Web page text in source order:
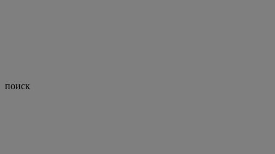
поиск